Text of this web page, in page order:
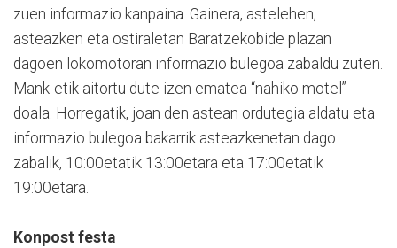
zuen informazio kanpaina. Gainera, astelehen,
asteazken eta ostiraletan Baratzekobide plazan
dagoen lokomotoran informazio bulegoa zabaldu zuten.
Mank-etik aitortu dute izen ematea “nahiko motel”
doala. Horregatik, joan den astean ordutegia aldatu eta
informazio bulegoa bakarrik asteazkenetan dago
zabalik, 10:00etatik 13:00etara eta 17:00etatik
19:00etara.
Konpost festa